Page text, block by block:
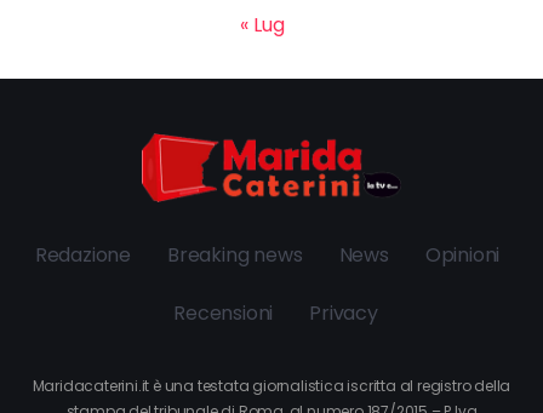
« Lug
Redazione Breaking news News Opinioni
Recensioni Privacy
Maridacaterini.it è una testata giornalistica iscritta al registro della